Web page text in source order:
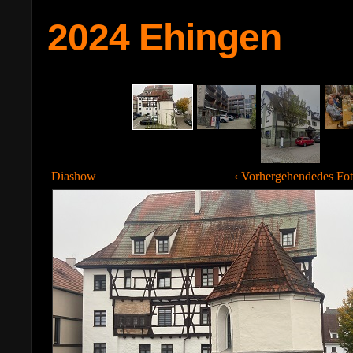
2024 Ehingen
Diashow ‹ Vorhergehendedes